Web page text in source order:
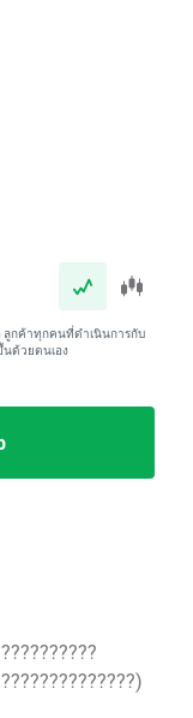
ลูกค้าทุกคนที่ดำเนินการกับ
ด้วยตนเอง